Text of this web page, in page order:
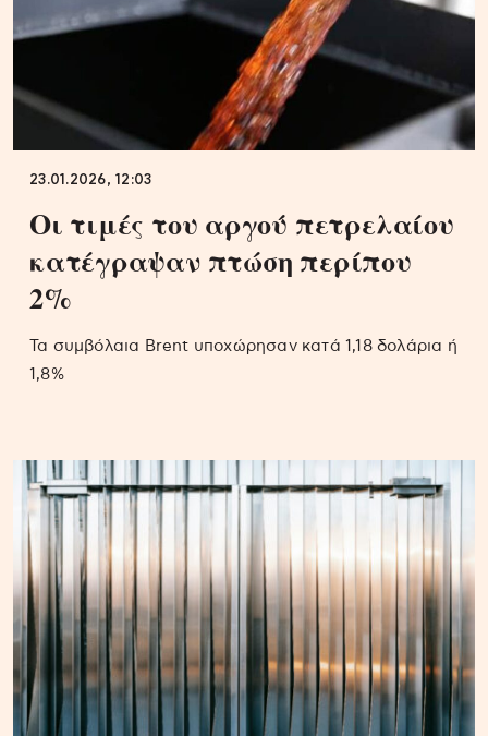
23.01.2026, 12:03
Οι τιμές του αργού πετρελαίου
κατέγραψαν πτώση περίπου
2%
Τα συμβόλαια Brent υποχώρησαν κατά 1,18 δολάρια ή
1,8%